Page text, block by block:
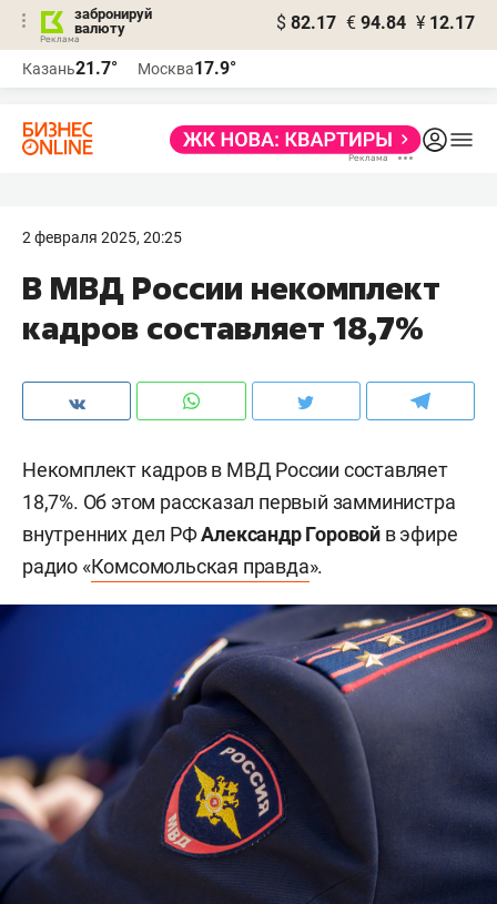
забронируй
валюту
$ 82.17 € 94.84 ¥ 12.17
Казань21.7° Москва17.9°
2 февраля 2025, 20:25
В МВД России некомплект
кадров составляет 18,7%
Некомплект кадров в МВД России составляет
18,7%. Об этом рассказал первый замминистра
внутренних дел РФАлександр Горовой в эфире
радио «Комсомольская правда».